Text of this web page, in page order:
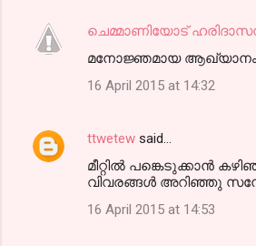
ചെമ്മാണിയോട്
മനോജ്ഞമായ
16 April 2015 at 14:32
ttwetew said…
മീറ്റിൽ പങ്കെടുക്കാൻ
വിവരങ്ങൾ അറിഞ്ഞു
16 April 2015 at 14:53